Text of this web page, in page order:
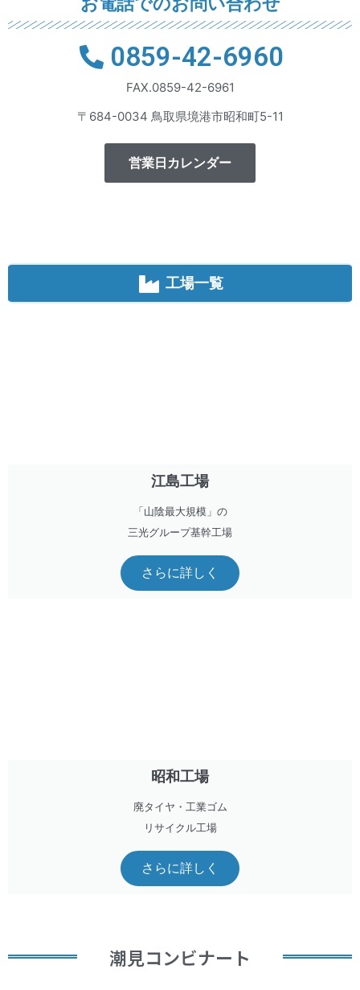
0859-42-6960
FAX.0859-42-6961
〒684-0034 鳥取県境港市昭和町5-11
営業日カレンダー
工場一覧
江島工場
「山陰最大規模」の
三光グループ基幹工場
さらに詳しく
昭和工場
廃タイヤ・工業ゴム
リサイクル工場
さらに詳しく
潮見コンビナート